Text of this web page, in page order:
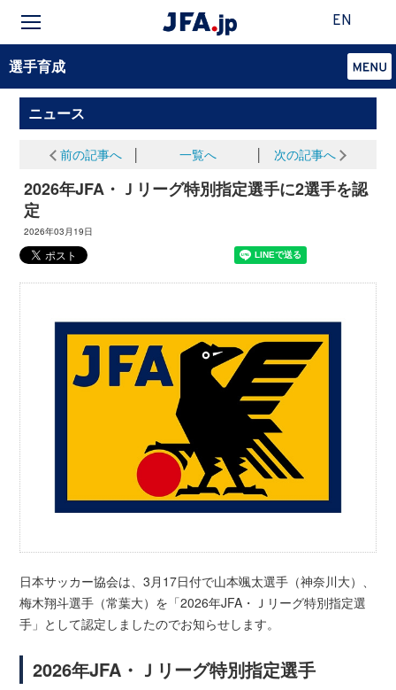
EN
選手育成
ニュース
前の記事へ 一覧へ 次の記事へ
2026年JFA・Ｊリーグ特別指定選手に2選手を認
定
2026年03月19日
日本サッカー協会は、3月17日付で山本颯太選手（神奈川大）、
梅木翔斗選手（常葉大）を「2026年JFA・Ｊリーグ特別指定選
手」として認定しましたのでお知らせします。
2026年JFA・Ｊリーグ特別指定選手